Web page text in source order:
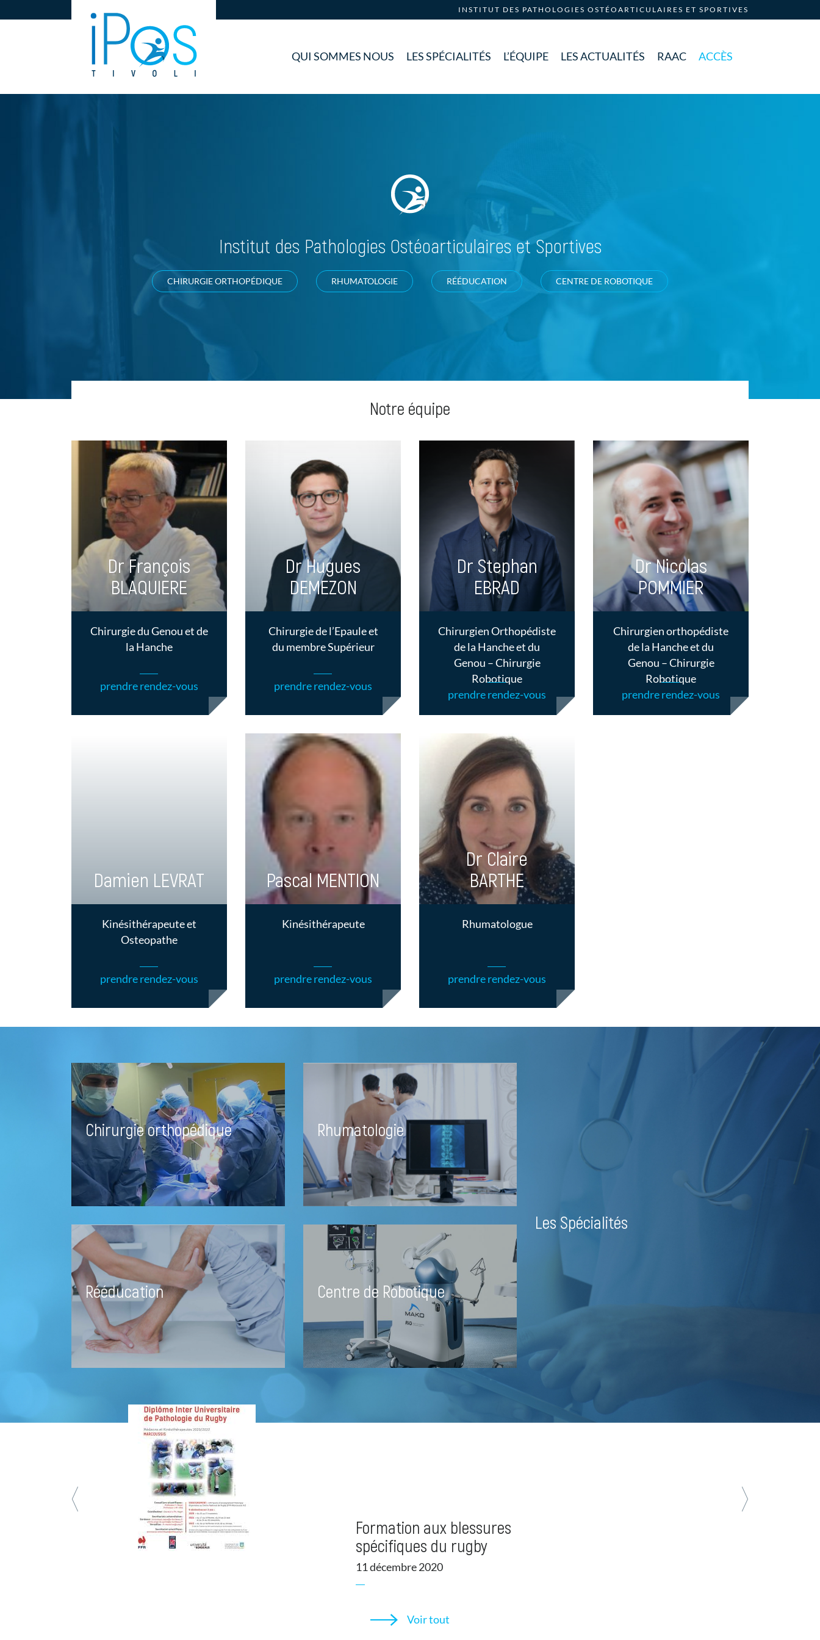
INSTITUT DES PATHOLOGIES OSTÉOARTICULAIRES ET SPORTIVES
QUI SOMMES NOUS LES SPÉCIALITÉS L’ÉQUIPE LES ACTUALITÉS RAAC ACCÈS
Institut des Pathologies Ostéoarticulaires et Sportives
CHIRURGIE ORTHOPÉDIQUE RHUMATOLOGIE RÉÉDUCATION CENTRE DE ROBOTIQUE
Notre équipe
Dr François
BLAQUIERE
Chirurgie du Genou et de
la Hanche
prendre rendez-vous
Dr Hugues
DEMEZON
Chirurgie de l’Epaule et
du membre Supérieur
prendre rendez-vous
Dr Stephan
EBRAD
Chirurgien Orthopédiste
de la Hanche et du
Genou – Chirurgie
Robotique
prendre rendez-vous
Dr Nicolas
POMMIER
Chirurgien orthopédiste
de la Hanche et du
Genou – Chirurgie
Robotique
prendre rendez-vous
Damien LEVRAT
Kinésithérapeute et
Osteopathe
prendre rendez-vous
Pascal MENTION
Kinésithérapeute
prendre rendez-vous
Dr Claire
BARTHE
Rhumatologue
prendre rendez-vous
Chirurgie orthopédique Rhumatologie
Rééducation Centre de Robotique
Les Spécialités
soirée médicale le Jeudi 26 septembre
2019 à Primerose
23 septembre 2019
Voir tout